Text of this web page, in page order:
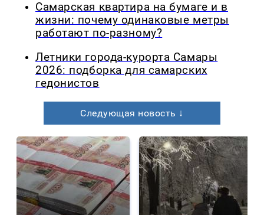
Самарская квартира на бумаге и в
жизни: почему одинаковые метры
работают по-разному?
Летники города-курорта Самары
2026: подборка для самарских
гедонистов
Следующая новость ↓